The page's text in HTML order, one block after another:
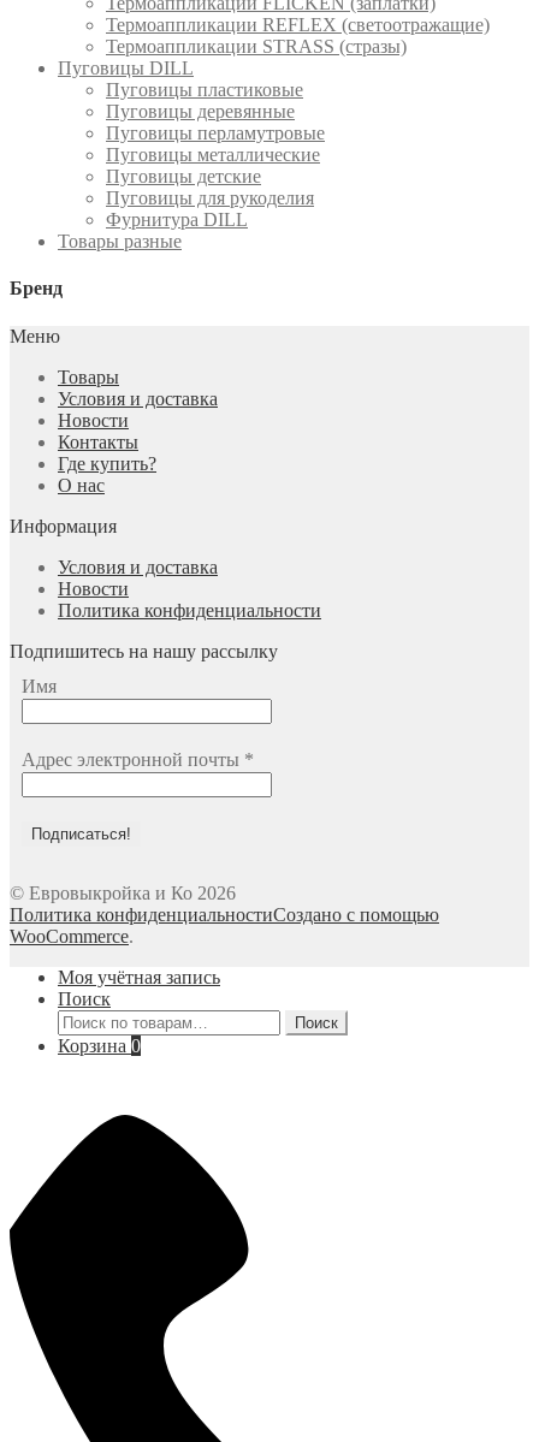
Термоаппликации REFLEX (светоотражащие)
Термоаппликации STRASS (стразы)
Пуговицы DILL
Пуговицы пластиковые
Пуговицы деревянные
Пуговицы перламутровые
Пуговицы металлические
Пуговицы детские
Пуговицы для рукоделия
Фурнитура DILL
Товары разные
Бренд
Меню
Товары
Условия и доставка
Новости
Контакты
Где купить?
О нас
Информация
Условия и доставка
Новости
Политика конфиденциальности
Подпишитесь на нашу рассылку
Имя
Адрес электронной почты *
© Евровыкройка и Ко 2026
Политика конфиденциальностиСоздано с помощью
WooCommerce.
Моя учётная запись
Поиск
Искать:
Поиск
Корзина 0